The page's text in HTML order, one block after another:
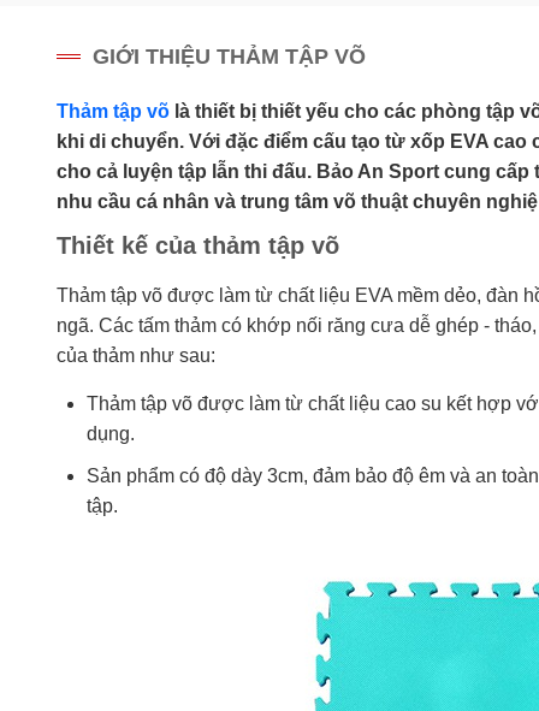
GIỚI THIỆU THẢM TẬP VÕ
Thảm tập võ là thiết bị thiết yếu cho các phòng tập
khi di chuyển. Với đặc điểm cấu tạo từ xốp EVA
cho cả luyện tập lẫn thi đấu. Bảo An Sport cung
nhu cầu cá nhân và trung tâm võ thuật chuyên
Thiết kế của thảm tập võ
Thảm tập võ được làm từ chất liệu EVA mềm dẻo, đàn
ngã. Các tấm thảm có khớp nối răng cưa dễ ghép -
của thảm như sau:
Thảm tập võ được làm từ chất liệu cao su kết hợp
dụng.
Sản phẩm có độ dày 3cm, đảm bảo độ êm và an
tập.